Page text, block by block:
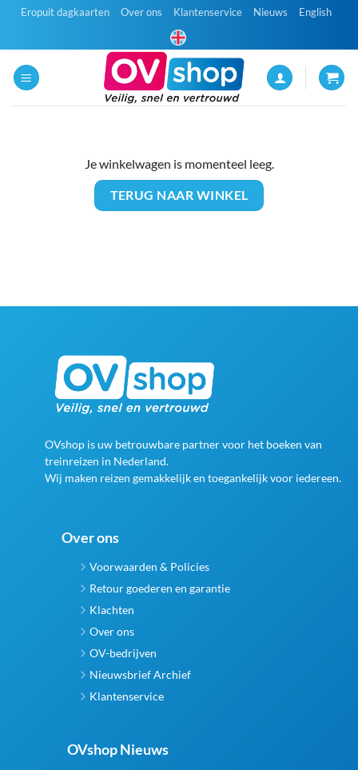
inhoud
Eropuit dagkaarten Over ons Klantenservice Nieuws English
Je winkelwagen is momenteel leeg.
TERUG NAAR WINKEL
OVshop is uw betrouwbare partner voor het boeken van
treinreizen in Nederland.
Wij maken reizen gemakkelijk en toegankelijk voor iedereen.
Over ons
Voorwaarden & Policies
Retour goederen en garantie
Klachten
Over ons
OV-bedrijven
Nieuwsbrief Archief
Klantenservice
OVshop Nieuws